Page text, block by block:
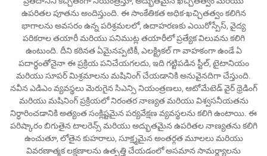
ఉపరితల పూతను అందిస్తుంది. ఈ సాంకేతికత అధిక-ఖచ్చితత్వం కలిగిన
భాగాలను అవసరం ఉన్న పరిశ్రమలలో, ఉదాహరణకు ఎయిరోస్పేస్, వైద్య
పరికరాల తయారీ మరియు పనిముట్ల తయారీలో ప్రత్యేక విలువను కలిగి
ఉంటుంది. దీని కఠినత ఏమైనప్పటికీ, ఎలక్ట్రికల్ గా వాహకంగా ఉండే ఏ
పదార్థంతోనైనా ఈ ప్రక్రియ పనిచేయగలదు, ఇది గట్టిపడిన స్టీల్, టైటానియం
మరియు సూపర్ మిశ్రమాలను మషినింగ్ చేయడానికి అనువైనదిగా చేస్తుంది.
నవీన ఎడిఎం వ్యవస్థలు మెరుగైన సిఎన్సి నియంత్రణలు, ఆటోమేటెడ్ వైర్ థ్రెడింగ్
మరియు మషినింగ్ ప్రక్రియలో నిరంతర నాణ్యత మరియు విశ్వసనీయతను
నిర్ధారించడానికి అత్యంత సంక్లిష్టమైన పర్యవేక్షణ వ్యవస్థలను కలిగి ఉంటాయి. ఈ
పరిష్కారం బిగుతైన టాలరెన్స్ మరియు అద్భుతమైన ఉపరితల నాణ్యతను కలిగి
ఉంచుతూ, లోతైన కుహరాలు, సూక్ష్మమైన అంతర్గత మూలలు మరియు
వివరణాత్మక లక్షణాలను ఉత్పత్తి చేయడంలో అసమాన సామర్థ్యాలను